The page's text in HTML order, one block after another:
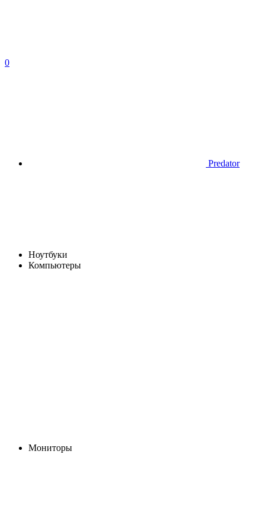
0
Predator
Ноутбуки
Компьютеры
Мониторы